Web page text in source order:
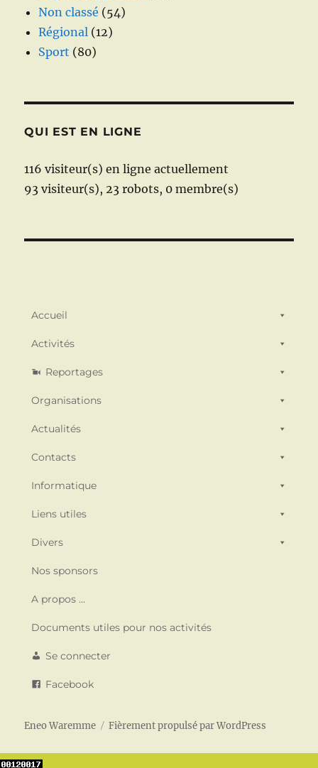
Non classé (54)
Régional (12)
Sport (80)
QUI EST EN LIGNE
116 visiteur(s) en ligne actuellement
93 visiteur(s), 23 robots, 0 membre(s)
Accueil
Activités
Reportages
Organisations
Actualités
Contacts
Informatique
Liens utiles
Divers
Nos sponsors
A propos …
Documents utiles pour nos activités
Se connecter
Facebook
Eneo Waremme Fièrement propulsé par WordPress